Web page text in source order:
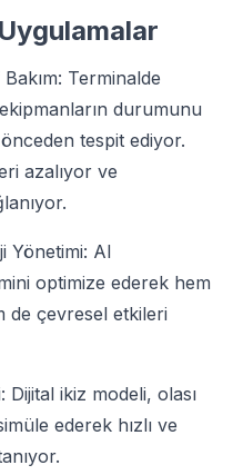
Terminalde
durumunu
tespit ediyor.
azalıyor ve
Yönetimi: AI
optimize ederek hem
de çevresel etkileri
Dijital ikiz modeli, olası
ederek hızlı ve